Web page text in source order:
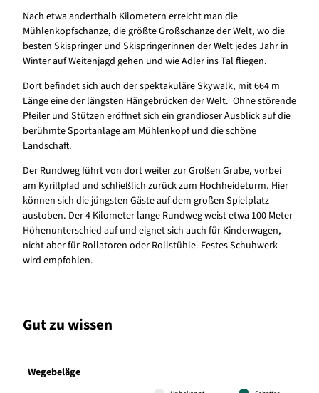
Nach etwa anderthalb Kilometern erreicht man die
Mühlenkopfschanze, die größte Großschanze der Welt, wo die
besten Skispringer und Skispringerinnen der Welt jedes Jahr in
Winter auf Weitenjagd gehen und wie Adler ins Tal fliegen.
Dort befindet sich auch der spektakuläre Skywalk, mit 664 m
Länge eine der längsten Hängebrücken der Welt. Ohne störende
Pfeiler und Stützen eröffnet sich ein grandioser Ausblick auf die
berühmte Sportanlage am Mühlenkopf und die schöne
Landschaft.
Der Rundweg führt von dort weiter zur Großen Grube, vorbei
am Kyrillpfad und schließlich zurück zum Hochheideturm. Hier
können sich die jüngsten Gäste auf dem großen Spielplatz
austoben. Der 4 Kilometer lange Rundweg weist etwa 100 Meter
Höhenunterschied auf und eignet sich auch für Kinderwagen,
nicht aber für Rollatoren oder Rollstühle. Festes Schuhwerk
wird empfohlen.
Gut zu wissen
Wegebeläge